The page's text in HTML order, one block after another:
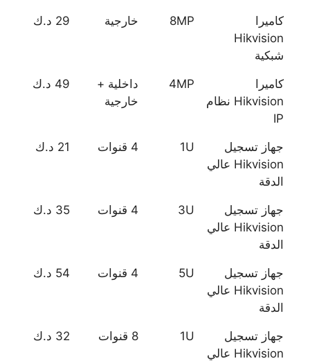
كاميرا
Hikvision
شبكية
8MP خارجية 29 د.ك
كاميرا
Hikvision نظام
IP
4MP
داخلية +
خارجية
49 د.ك
جهاز تسجيل
Hikvision عالي
الدقة
1U 4 قنوات 21 د.ك
جهاز تسجيل
Hikvision عالي
الدقة
3U 4 قنوات 35 د.ك
جهاز تسجيل
Hikvision عالي
الدقة
5U 4 قنوات 54 د.ك
جهاز تسجيل
Hikvision عالي
1U 8 قنوات 32 د.ك